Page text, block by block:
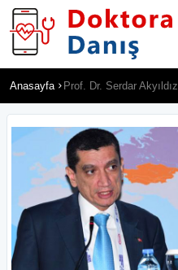
Anasayfa Prof. Dr. Serdar Akyıldız